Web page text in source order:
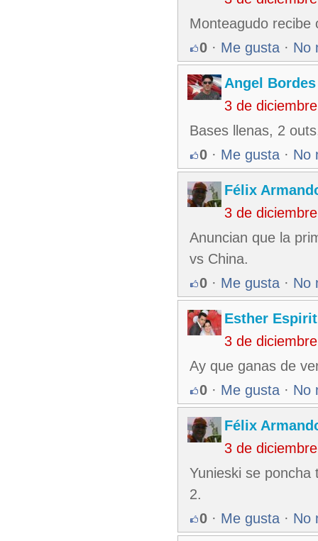
Monteagudo recibe
0 · Me gusta · No
Angel Bordes
3 de
Bases llenas, 2
0 · Me gusta · No
Félix
3 de
Anuncian que la
vs China.
0 · Me gusta · No
Esther
3 de
Ay que ganas de
0 · Me gusta · No
Félix
3 de
Yunieski se poncha
2.
0 · Me gusta · No